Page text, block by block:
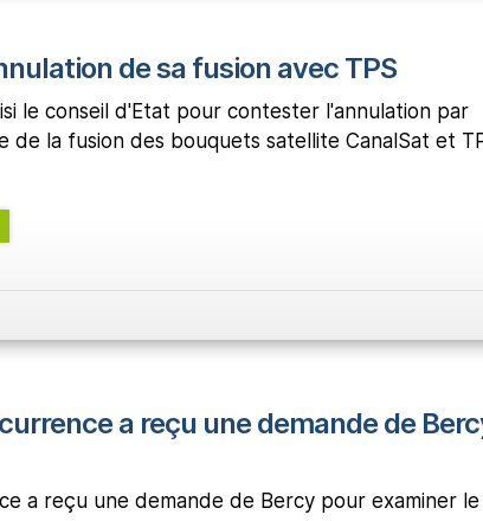
de sa fusion avec TPS
le conseil d'Etat pour contester l'annulation par
de la fusion des bouquets satellite CanalSat et
a reçu une demande de
a reçu une demande de Bercy pour examiner le